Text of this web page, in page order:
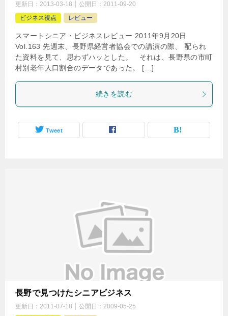
更新日： 2013-03-18 公開日： 2011-09-20
ビジネス視点
レビュー
スマートシニア・ビジネスレビュー 2011年9月20日
Vol.163 先週末、長野県経営者協会での講演の際、 配られ
た資料を見て、思わずハッとした。 それは、長野県の市町
村別老年人口割合のデータであった。 […]
続きを読む
Tweet
長野で見つけたシニアビジネス
更新日： 2011-07-18 公開日： 2009-05-25